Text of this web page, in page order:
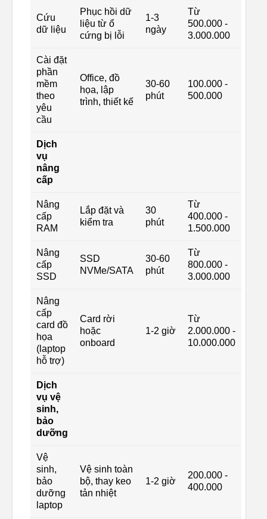
Cứu
dữ liệu
Phục hồi dữ
liệu từ ổ
cứng bị lỗi
1-3
ngày
Từ
500.000 -
3.000.000
Cài đặt
phần
mềm
theo
yêu
cầu
Office, đồ
họa, lập
trình, thiết kế
30-60
phút
100.000 -
500.000
Dịch
vụ
nâng
cấp
Nâng
cấp
RAM
Lắp đặt và
kiểm tra
30
phút
Từ
400.000 -
1.500.000
Nâng
cấp
SSD
SSD
NVMe/SATA
30-60
phút
Từ
800.000 -
3.000.000
Nâng
cấp
card đồ
họa
(laptop
hỗ trợ)
Card rời
hoặc
onboard
1-2 giờ
Từ
2.000.000 -
10.000.000
Dịch
vụ vệ
sinh,
bảo
dưỡng
Vệ
sinh,
bảo
dưỡng
laptop
Vệ sinh toàn
bộ, thay keo
tản nhiệt
1-2 giờ
200.000 -
400.000